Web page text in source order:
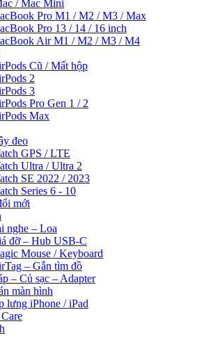
/ Mac Mini
Pro M1 / M2 / M3 / Max
Pro 13 / 14 / 16 inch
Air M1 / M2 / M3 / M4
Cũ / Mất hộp
2
3
Pro Gen 1 / 2
Max
đeo
GPS / LTE
Ultra / Ultra 2
SE 2022 / 2023
Series 6 - 10
mới
nghe – Loa
đỡ – Hub USB-C
Mouse / Keyboard
– Gắn tìm đồ
– Củ sạc – Adapter
màn hình
lưng iPhone / iPad